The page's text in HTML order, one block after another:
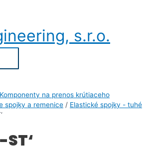
s.r.o.
Komponenty na prenos krútiaceho
spojky a remenice / Elastické spojky - tuhé
ST‘